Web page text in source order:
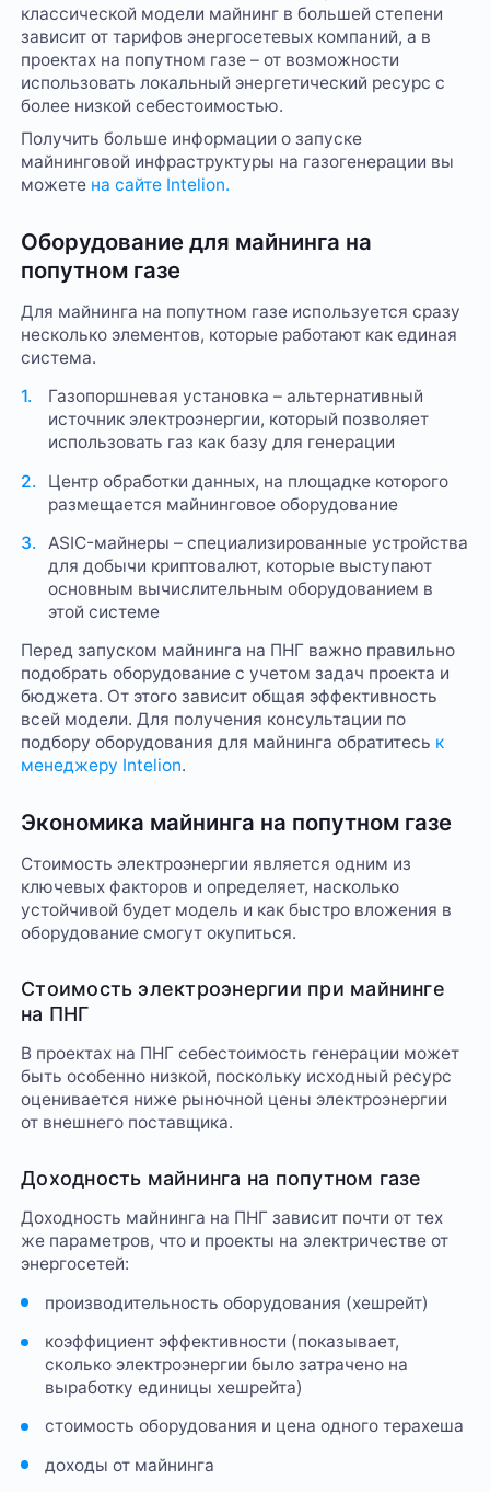
классической модели майнинг в большей степени
зависит от тарифов энергосетевых компаний, а в
проектах на попутном газе – от возможности
использовать локальный энергетический ресурс с
более низкой себестоимостью.
Получить больше информации о запуске
майнинговой инфраструктуры на газогенерации вы
можете на сайте Intelion.
Оборудование для майнинга на
попутном газе
Для майнинга на попутном газе используется сразу
несколько элементов, которые работают как единая
система.
Газопоршневая установка – альтернативный
источник электроэнергии, который позволяет
использовать газ как базу для генерации
Центр обработки данных, на площадке которого
размещается майнинговое оборудование
ASIC-майнеры – специализированные устройства
для добычи криптовалют, которые выступают
основным вычислительным оборудованием в
этой системе
Перед запуском майнинга на ПНГ важно правильно
подобрать оборудование с учетом задач проекта и
бюджета. От этого зависит общая эффективность
всей модели. Для получения консультации по
подбору оборудования для майнинга обратитесь к
менеджеру Intelion.
Экономика майнинга на попутном газе
Стоимость электроэнергии является одним из
ключевых факторов и определяет, насколько
устойчивой будет модель и как быстро вложения в
оборудование смогут окупиться.
Стоимость электроэнергии при майнинге
на ПНГ
В проектах на ПНГ себестоимость генерации может
быть особенно низкой, поскольку исходный ресурс
оценивается ниже рыночной цены электроэнергии
от внешнего поставщика.
Доходность майнинга на попутном газе
Доходность майнинга на ПНГ зависит почти от тех
же параметров, что и проекты на электричестве от
энергосетей:
производительность оборудования (хешрейт)
коэффициент эффективности (показывает,
сколько электроэнергии было затрачено на
выработку единицы хешрейта)
стоимость оборудования и цена одного терахеша
доходы от майнинга